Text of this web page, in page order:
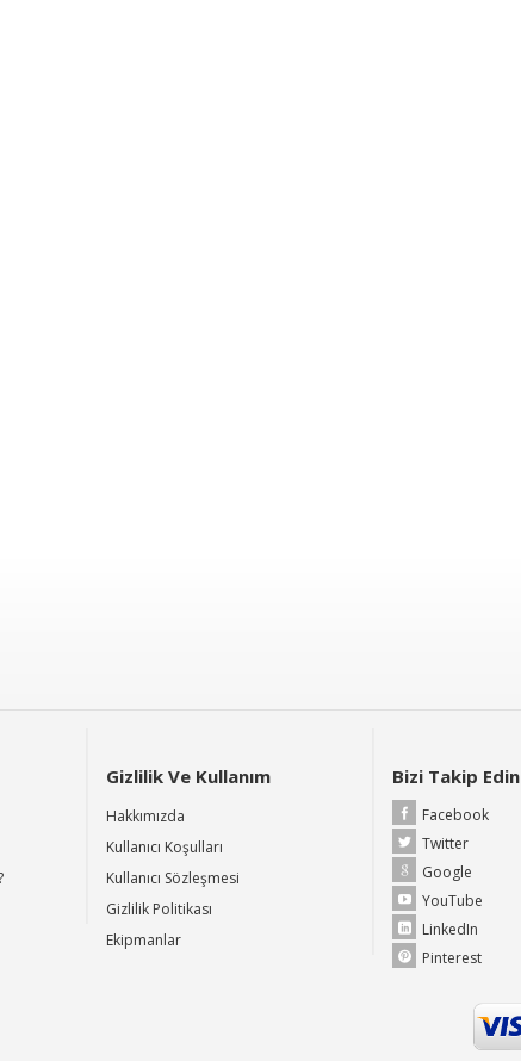
Gizlilik Ve Kullanım
Hakkımızda
Kullanıcı Koşulları
Kullanıcı Sözleşmesi
Gizlilik Politikası
Ekipmanlar
Bizi Takip Edin
Facebook
Twitter
Google
YouTube
LinkedIn
Pinterest